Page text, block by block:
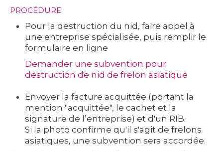
PROCÉDURE
Pour la destruction du nid, faire appel à
une entreprise spécialisée, puis remplir le
formulaire en ligne
Demander une subvention pour
destruction de nid de frelon asiatique
Envoyer la facture acquittée (portant la
mention "acquittée", le cachet et la
signature de l’entreprise) et d'un RIB.
Si la photo confirme qu'il s'agit de frelons
asiatiques, une subvention sera accordée.